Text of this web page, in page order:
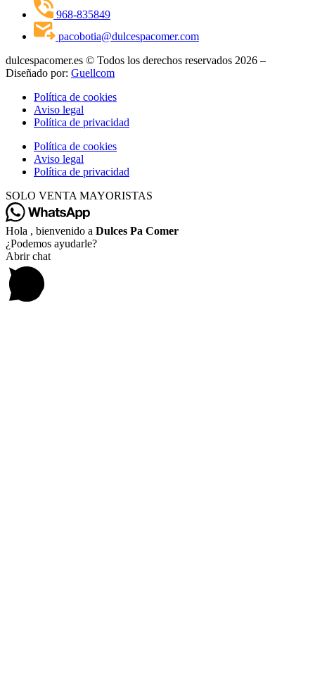
968-835849
pacobotia@dulcespacomer.com
dulcespacomer.es © Todos los derechos reservados 2026 –
Diseñado por: Guellcom
Política de cookies
Aviso legal
Política de privacidad
Política de cookies
Aviso legal
Política de privacidad
SOLO VENTA MAYORISTAS
Hola , bienvenido a Dulces Pa Comer
¿Podemos ayudarle?
Abrir chat